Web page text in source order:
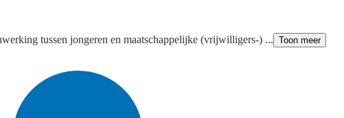
tussen jongeren en maatschappelijke (vrijwilligers-) ... Toon meer